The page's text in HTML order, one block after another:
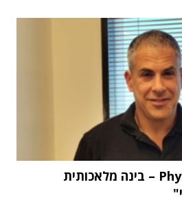
"העתיד הוא Physical AI – בינה מלאכותית